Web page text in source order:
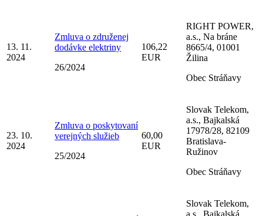
13. 11.
2024
Zmluva o združenej
dodávke elektriny
26/2024
106,22
EUR
RIGHT POWER,
a.s., Na bráne
8665/4, 01001
Žilina
Obec Stráňavy
23. 10.
2024
Zmluva o poskytovaní
verejných služieb
25/2024
60,00
EUR
Slovak Telekom,
a.s., Bajkalská
17978/28, 82109
Bratislava-
Ružinov
Obec Stráňavy
Slovak Telekom,
a.s., Bajkalská